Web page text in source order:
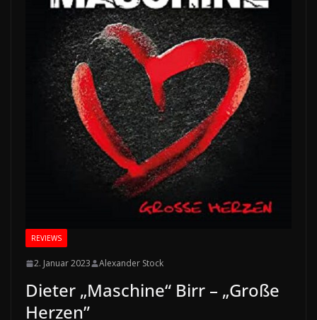
REVIEWS
2. Januar 2023 Alexander Stock
Dieter „Maschine“ Birr – „Große
Herzen”